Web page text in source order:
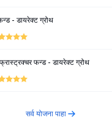
- डायरेक्ट ग्रोथ
फन्ड - डायरेक्ट ग्रोथ
सर्व योजना पाहा